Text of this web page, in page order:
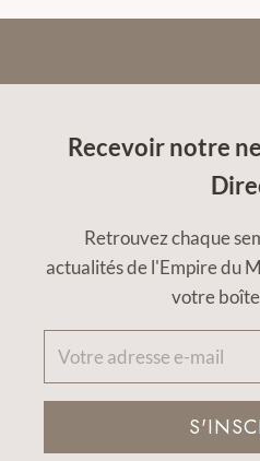
Recevoir notre
Retrouvez chaque
actualités de l'Empire du
votre